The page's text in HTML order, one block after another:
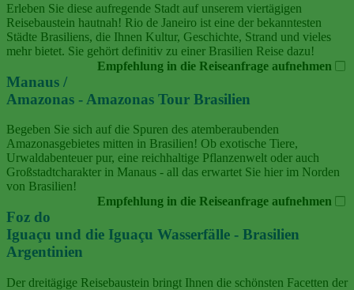
Erleben Sie diese aufregende Stadt auf unserem viertägigen
Reisebaustein hautnah! Rio de Janeiro ist eine der bekanntesten
Städte Brasiliens, die Ihnen Kultur, Geschichte, Strand und vieles
mehr bietet. Sie gehört definitiv zu einer Brasilien Reise dazu!
Empfehlung in die Reiseanfrage aufnehmen
Manaus /
Amazonas - Amazonas Tour Brasilien
Begeben Sie sich auf die Spuren des atemberaubenden
Amazonasgebietes mitten in Brasilien! Ob exotische Tiere,
Urwaldabenteuer pur, eine reichhaltige Pflanzenwelt oder auch
Großstadtcharakter in Manaus - all das erwartet Sie hier im Norden
von Brasilien!
Empfehlung in die Reiseanfrage aufnehmen
Foz do
Iguaçu und die Iguaçu Wasserfälle - Brasilien
Argentinien
Der dreitägige Reisebaustein bringt Ihnen die schönsten Facetten der